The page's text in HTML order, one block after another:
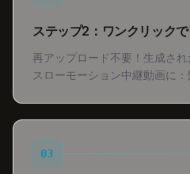
ステップ2：ワンクリック
再アップロード不要！生成さ
スローモーション中継動画に：
03